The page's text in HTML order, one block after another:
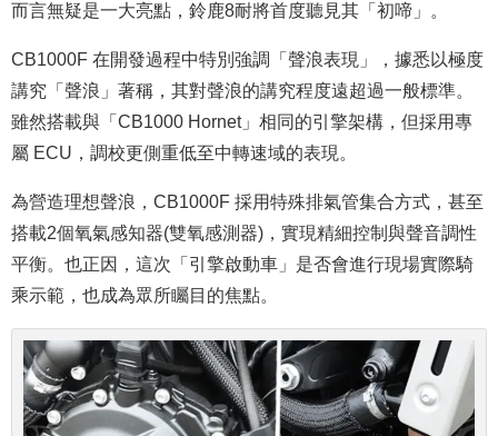
而言無疑是一大亮點，鈴鹿8耐將首度聽見其「初啼」。
CB1000F 在開發過程中特別強調「聲浪表現」，據悉以極度
講究「聲浪」著稱，其對聲浪的講究程度遠超過一般標準。
雖然搭載與 「CB1000 Hornet」相同的引擎架構，但採用專
屬 ECU，調校更側重低至中轉速域的表現。
為營造理想聲浪，CB1000F 採用特殊排氣管集合方式，甚至
搭載2個氧氣感知器(雙氧感測器)，實現精細控制與聲音調性
平衡。也正因，這次「引擎啟動車」是否會進行現場實際騎
乘示範，也成為眾所矚目的焦點。